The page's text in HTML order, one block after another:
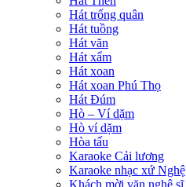
Hát trống quân
Hát tuồng
Hát văn
Hát xẩm
Hát xoan
Hát xoan Phú Thọ
Hát Đúm
Hò – Ví dặm
Hò ví dặm
Hòa tấu
Karaoke Cải lương
Karaoke nhạc xứ Nghệ
Khách mời văn nghệ sĩ